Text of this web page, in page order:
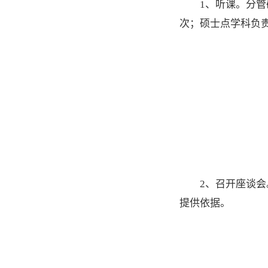
1、听课。分
次；硕士点学科负
2、召开座谈
提供依据。